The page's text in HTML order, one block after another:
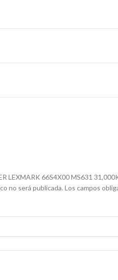
LEXMARK 66S4X00 MS631
no será publicada. Los campos